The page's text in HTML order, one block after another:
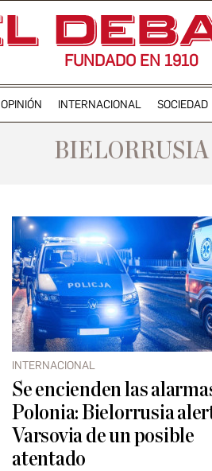
FUNDADO EN 1910
OPINIÓN INTERNACIONAL SOCIEDAD
BIELORRUSIA
INTERNACIONAL
Se encienden las
Polonia: Bielorrusia
Varsovia de un posible
atentado